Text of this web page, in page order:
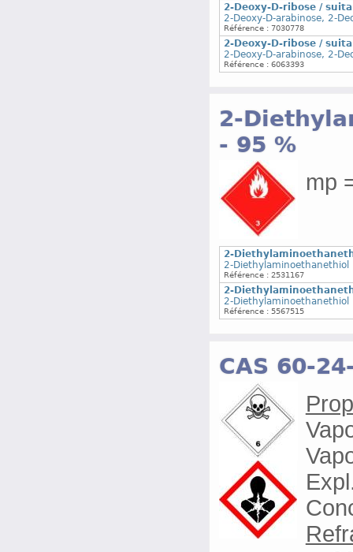
2-Deoxy-D-ribose /
2-Deoxy-D-arabinose, 2-
Référence : 7030778
2-Deoxy-D-ribose /
2-Deoxy-D-arabinose, 2-
Référence : 6063393
2-
- 95 %
mp
2-
2-Diethylaminoethanethiol
Référence : 2531167
2-
2-Diethylaminoethanethiol
Référence : 5567515
CAS 60-